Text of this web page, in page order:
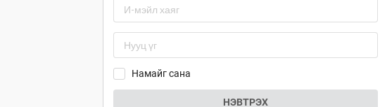
Намайг сана
НЭВТРЭХ